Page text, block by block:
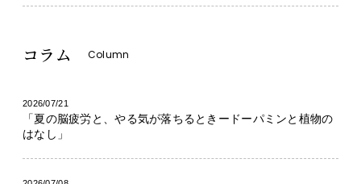
コラム Column
2026/07/21
「夏の脳疲労と、やる気が落ちるときードーパミンと植物の
はなし」